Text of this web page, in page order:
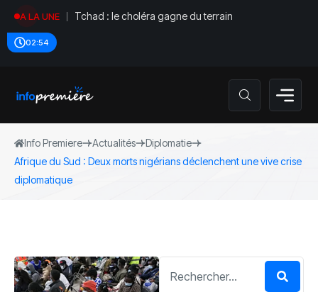
A LA UNE Tchad : le choléra gagne du terrain
02:54
Info Premiere Actualités
Diplomatie
Afrique du Sud : Deux morts nigérians déclenchent une vive crise
diplomatique